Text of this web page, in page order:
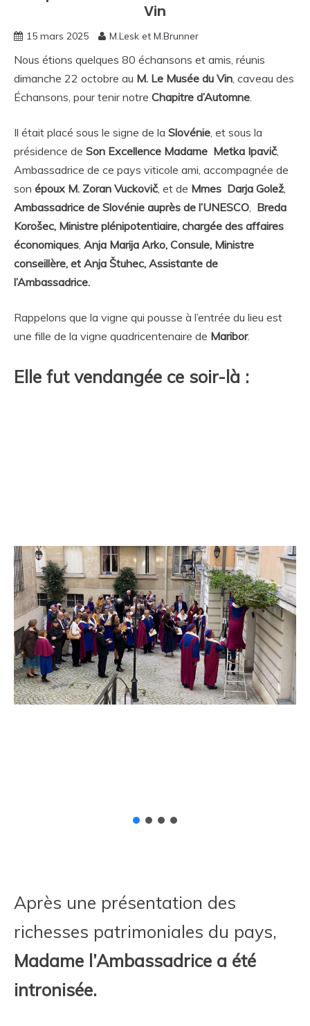
Vin
15 mars 2025 M.Lesk et M.Brunner
Nous étions quelques 80 échansons et amis, réunis
dimanche 22 octobre au M. Le Musée du Vin, caveau des
Échansons, pour tenir notre Chapitre d’Automne.
Il était placé sous le signe de la Slovénie, et sous la
présidence de Son Excellence Madame Metka Ipavič,
Ambassadrice de ce pays viticole ami, accompagnée de
son époux M. Zoran Vuckovič, et de Mmes Darja Golež,
Ambassadrice de Slovénie auprès de l’UNESCO, Breda
Korošec, Ministre plénipotentiaire, chargée des affaires
économiques, Anja Marija Arko, Consule, Ministre
conseillère, et Anja Štuhec, Assistante de
l’Ambassadrice.
Rappelons que la vigne qui pousse à l’entrée du lieu est
une fille de la vigne quadricentenaire de Maribor.
Elle fut vendangée ce soir-là :
Après une présentation des
richesses patrimoniales du pays,
Madame l’Ambassadrice a été
intronisée.